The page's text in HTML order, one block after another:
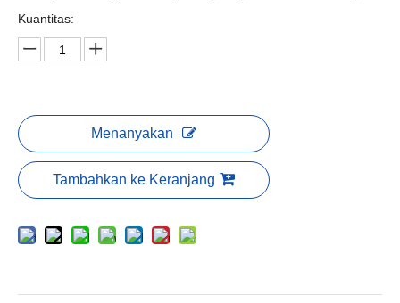
Kuantitas:
Menanyakan
Tambahkan ke Keranjang